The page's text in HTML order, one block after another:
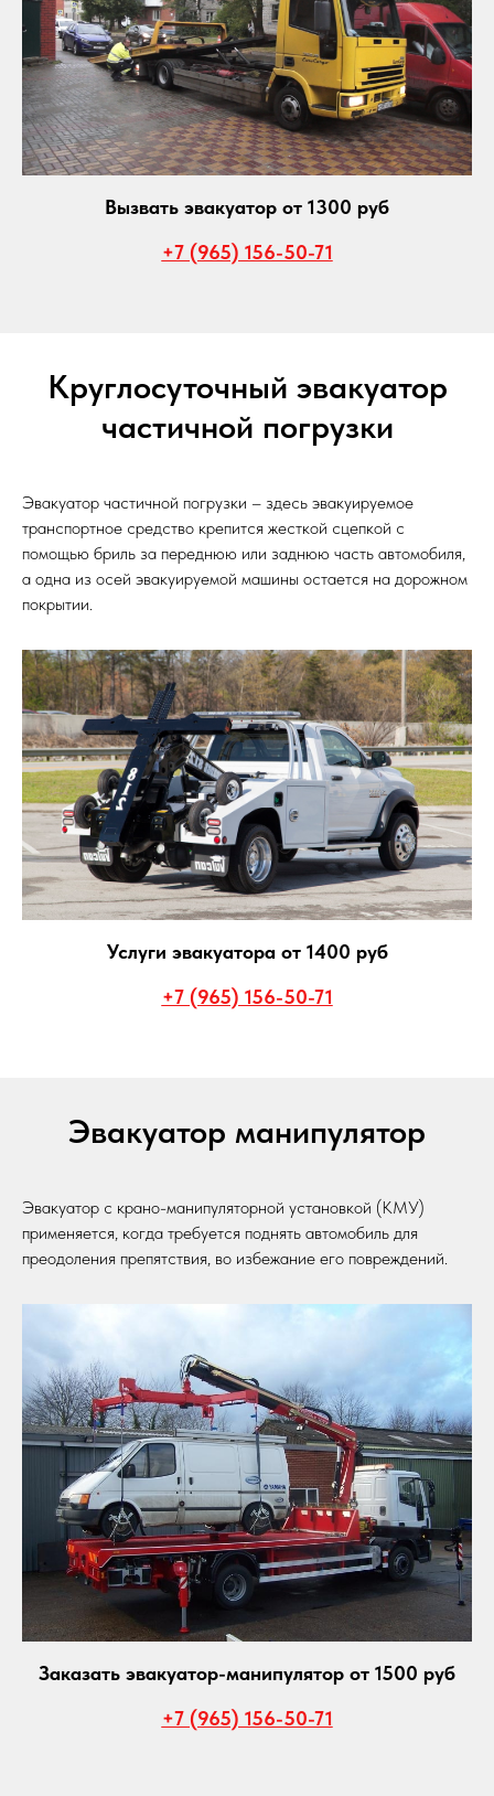
Вызвать эвакуатор от 1300 руб
+7 (965) 156-50-71
Круглосуточный эвакуатор
частичной погрузки
Эвакуатор частичной погрузки – здесь эвакуируемое
транспортное средство крепится жесткой сцепкой с
помощью бриль за переднюю или заднюю часть автомобиля,
а одна из осей эвакуируемой машины остается на дорожном
покрытии.
Услуги эвакуатора от 1400 руб
+7 (965) 156-50-71
Эвакуатор манипулятор
Эвакуатор с крано-манипуляторной установкой (КМУ)
применяется, когда требуется поднять автомобиль для
преодоления препятствия, во избежание его повреждений.
Заказать эвакуатор-манипулятор от 1500 руб
+7 (965) 156-50-71